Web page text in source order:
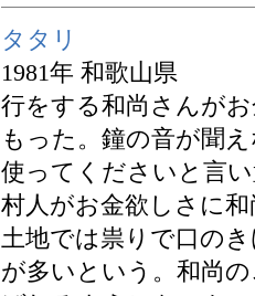
タタリ
1981年 和歌山県
行をする和尚さんが
もった。鐘の音が聞
使ってくださいと言
村人がお金欲しさに
土地では祟りで口の
が多いという。和尚